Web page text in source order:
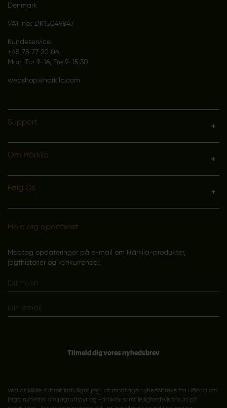
Denmark
VAT no.: DK15049847
Kundeservice
+45 78 77 20 06
Man-Tor 9-16, Fre 9-15:30
webshop@harkila.com
Support
Om Härkila
Følg Os
Hold dig opdateret
Modtag opdateringer på e-mail om Härkila-produkter,
jagthistorier og konkurrencer.
Tilmeld dig vores nyhedsbrev
Ved at klikke submit indvilliger jeg i at modtage nyhedsbreve fra Härkila om
jagt: nyheder om jagtudstyr og -artikler samt lejlighedsvis tilbud på